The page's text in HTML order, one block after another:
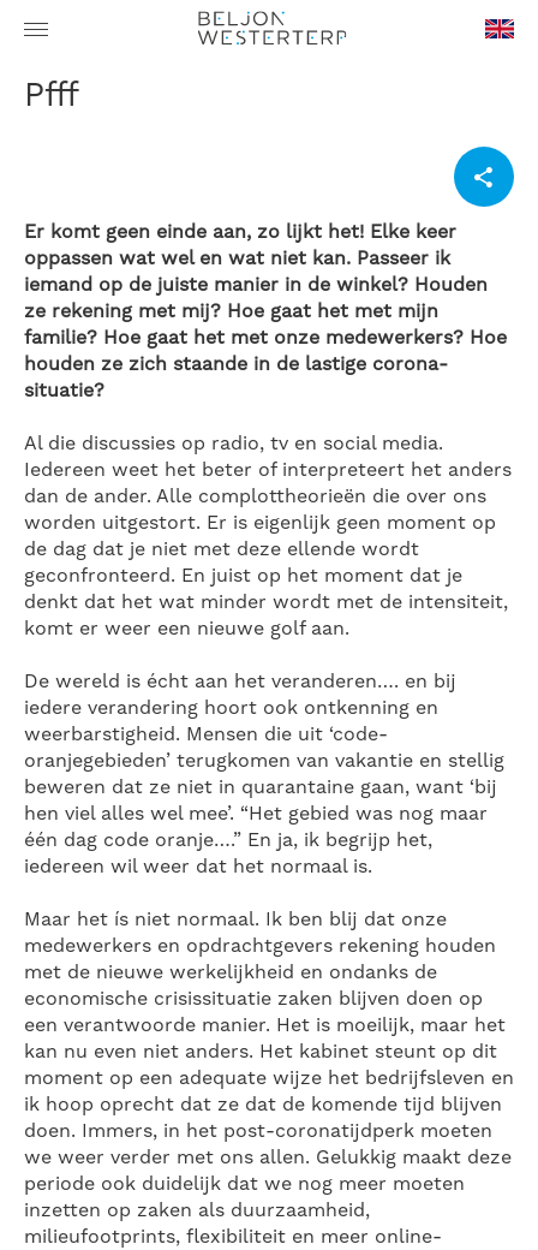
Pfff
Er komt geen einde aan, zo lijkt het! Elke keer
oppassen wat wel en wat niet kan. Passeer ik
iemand op de juiste manier in de winkel? Houden
ze rekening met mij? Hoe gaat het met mijn
familie? Hoe gaat het met onze medewerkers? Hoe
houden ze zich staande in de lastige corona-
situatie?
Al die discussies op radio, tv en social media.
Iedereen weet het beter of interpreteert het anders
dan de ander. Alle complottheorieën die over ons
worden uitgestort. Er is eigenlijk geen moment op
de dag dat je niet met deze ellende wordt
geconfronteerd. En juist op het moment dat je
denkt dat het wat minder wordt met de intensiteit,
komt er weer een nieuwe golf aan.
De wereld is écht aan het veranderen…. en bij
iedere verandering hoort ook ontkenning en
weerbarstigheid. Mensen die uit ‘code-
oranjegebieden’ terugkomen van vakantie en stellig
beweren dat ze niet in quarantaine gaan, want ‘bij
hen viel alles wel mee’. “Het gebied was nog maar
één dag code oranje….” En ja, ik begrijp het,
iedereen wil weer dat het normaal is.
Maar het ís niet normaal. Ik ben blij dat onze
medewerkers en opdrachtgevers rekening houden
met de nieuwe werkelijkheid en ondanks de
economische crisissituatie zaken blijven doen op
een verantwoorde manier. Het is moeilijk, maar het
kan nu even niet anders. Het kabinet steunt op dit
moment op een adequate wijze het bedrijfsleven en
ik hoop oprecht dat ze dat de komende tijd blijven
doen. Immers, in het post-coronatijdperk moeten
we weer verder met ons allen. Gelukkig maakt deze
periode ook duidelijk dat we nog meer moeten
inzetten op zaken als duurzaamheid,
milieufootprints, flexibiliteit en meer online-